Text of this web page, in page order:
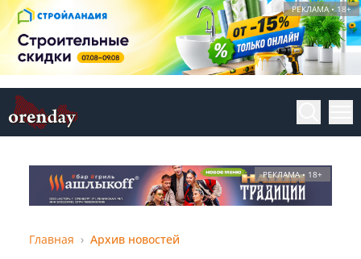
РЕКЛАМА • 18+
РЕКЛАМА • 18+
Главная Архив новостей